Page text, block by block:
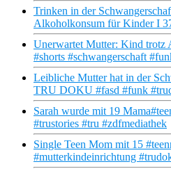
Trinken in der
Alkoholkonsum für Kinder I
Unerwartet Mutter: Kind
#shorts #schwangerschaft
Leibliche Mutter hat in der
TRU DOKU #fasd #funk
Sarah wurde mit 19
#trustories #tru #zdfmediathek
Single Teen Mom mit 15
#mutterkindeinrichtung